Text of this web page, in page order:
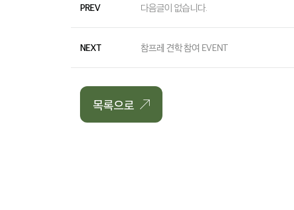
PREV 다음글이 없습니다.
NEXT 참프레 견학 참여 EVENT
목록으로